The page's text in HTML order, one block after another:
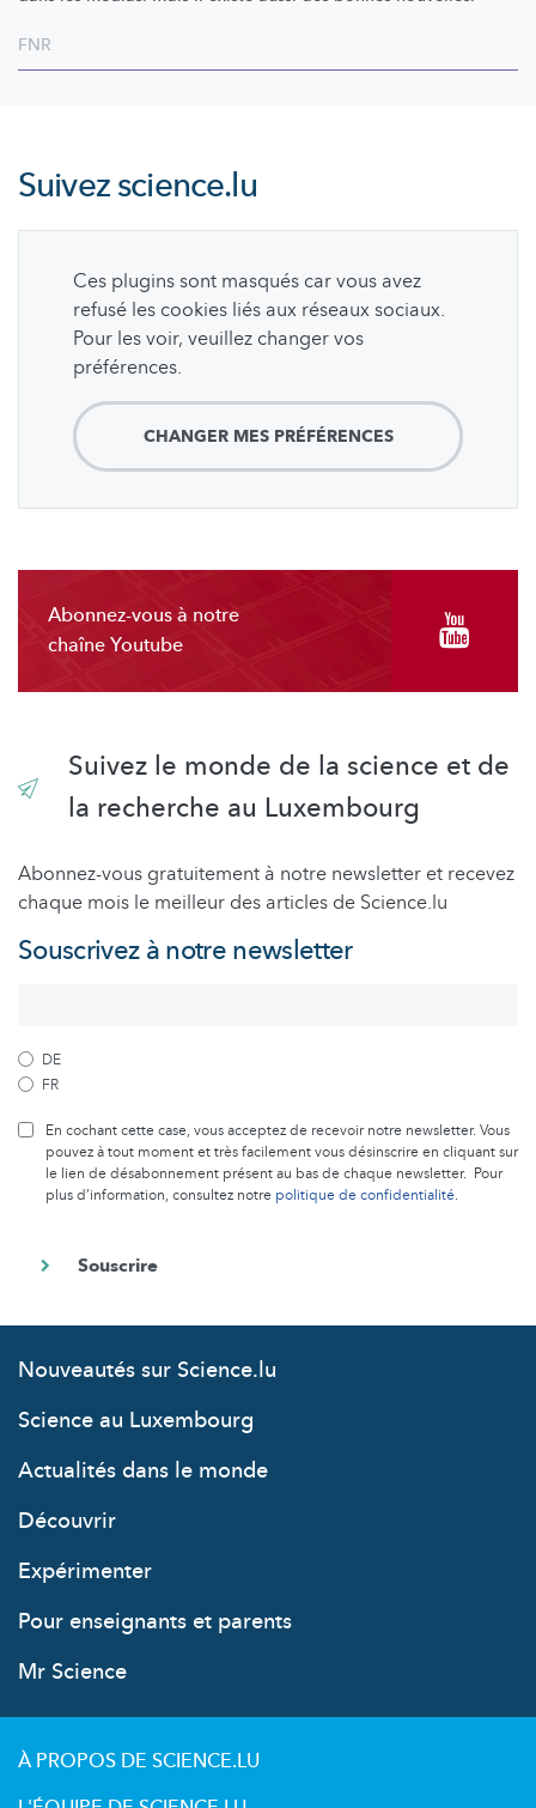
FNR
Suivezscience.lu
Ces plugins sont masqués car vous avez
refusé les cookies liés aux réseaux sociaux.
Pour les voir, veuillez changer vos
préférences.
CHANGER MES PRÉFÉRENCES
Abonnez-vous à notre
chaîne Youtube
Suivez le monde de la science et de
la recherche au Luxembourg
Abonnez-vous gratuitement à notre newsletter et recevez
chaque mois le meilleur des articles de Science.lu
Souscrivez à notre newsletter
DE
FR
En cochant cette case, vous acceptez de recevoir notre newsletter. Vous
pouvez à tout moment et très facilement vous désinscrire en cliquant sur
le lien de désabonnement présent au bas de chaque newsletter. Pour
plus d’information, consultez notre politique de confidentialité.
Nouveautés sur Science.lu
Science au Luxembourg
Actualités dans le monde
Découvrir
Expérimenter
Pour enseignants et parents
Mr Science
À PROPOS DE SCIENCE.LU